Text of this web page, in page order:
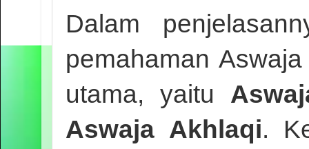
Dalam
pemahaman
utama, yaitu
Aswaja Akhlaqi.